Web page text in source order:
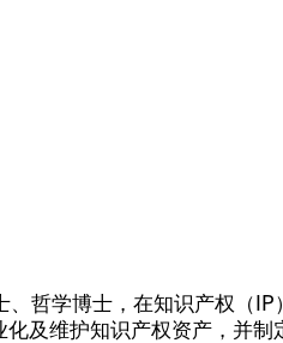
、哲学博士，在知识产权（
及维护知识产权资产，并制